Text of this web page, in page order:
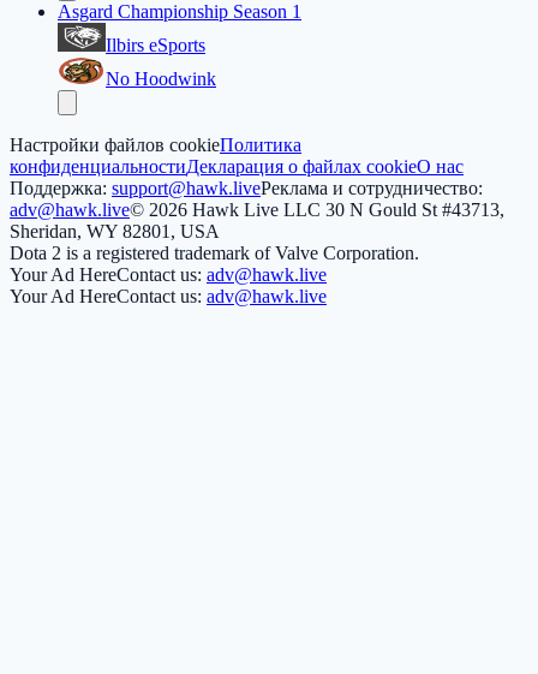
Asgard Championship Season 1
Ilbirs eSports
No Hoodwink
Настройки файлов cookieПолитика
конфиденциальностиДекларация о файлах cookieО нас
Поддержка: support@hawk.liveРеклама и сотрудничество:
adv@hawk.live© 2026 Hawk Live LLC 30 N Gould St #43713,
Sheridan, WY 82801, USA
Dota 2 is a registered trademark of Valve Corporation.
Your Ad HereContact us: adv@hawk.live
Your Ad HereContact us: adv@hawk.live